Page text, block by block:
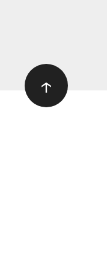
Ir ao topo
↑